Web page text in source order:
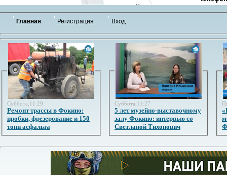
Главная Регистрация Вход
Суббота,11:29
Ремонт трассы в Фокино:
пробки, фрезерование и 150
тонн асфальта
Суббота,11:27
5 лет музейно-выставочному
залу Фокино: интервью со
Светланой Тихонович